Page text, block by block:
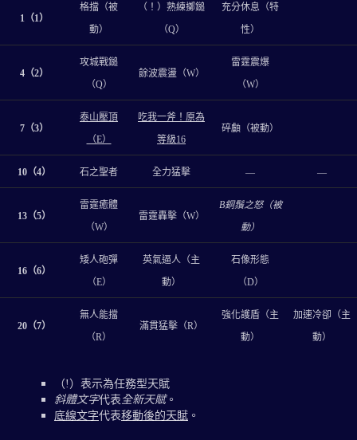
1（1）
格擋（被
動）
（！）熟練擲鎚
（Q）
充分休息（特
性）
4（2）
攻城戰鎚
（Q）
餘波震盪（W）
雷霆震爆
（W）
7（3）
泰山壓頂
（E）
吃我一斧！原為
等級16
碎顱（被動）
10（4） 石之聖者 全力猛擊 — —
13（5）
雷霆癒體
（W）
雷霆轟擊（W）
B銅鬚之怒（被
動）
16（6）
矮人砲彈
（E）
英氣逼人（主
動）
石像形態
（D）
20（7）
無人能擋
（R）
滿貫猛擊（R）
強化護盾（主
動）
加速冷卻（主
動）
（!）表示為任務型天賦
斜體文字代表 全新天賦。
底線文字代表移動後的天賦 。